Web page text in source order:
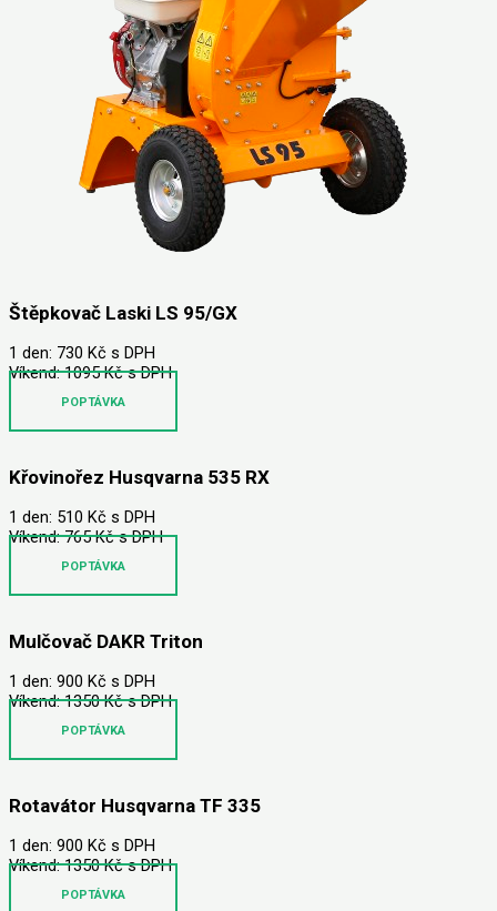
Štěpkovač Laski LS 95/GX
1 den: 730 Kč s DPH
Víkend: 1095 Kč s DPH
POPTÁVKA
Křovinořez Husqvarna 535 RX
1 den: 510 Kč s DPH
Víkend: 765 Kč s DPH
POPTÁVKA
Mulčovač DAKR Triton
1 den: 900 Kč s DPH
Víkend: 1350 Kč s DPH
POPTÁVKA
Rotavátor Husqvarna TF 335
1 den: 900 Kč s DPH
Víkend: 1350 Kč s DPH
POPTÁVKA